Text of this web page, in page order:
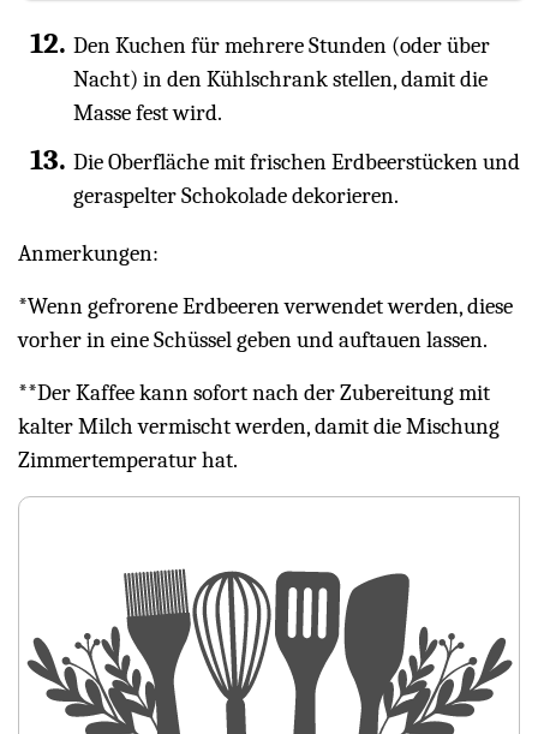
Den Kuchen für mehrere Stunden (oder über
Nacht) in den Kühlschrank stellen, damit die
Masse fest wird.
Die Oberfläche mit frischen Erdbeerstücken und
geraspelter Schokolade dekorieren.
Anmerkungen:
*Wenn gefrorene Erdbeeren verwendet werden, diese
vorher in eine Schüssel geben und auftauen lassen.
**Der Kaffee kann sofort nach der Zubereitung mit
kalter Milch vermischt werden, damit die Mischung
Zimmertemperatur hat.